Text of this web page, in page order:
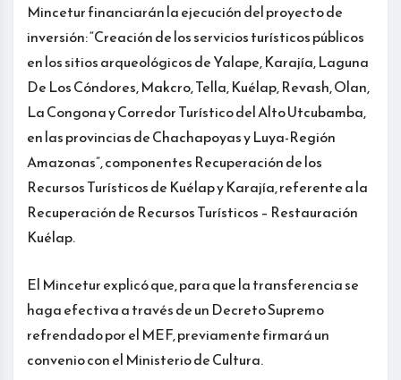
Mincetur financiarán la ejecución del proyecto de
inversión: “Creación de los servicios turísticos públicos
en los sitios arqueológicos de Yalape, Karajía, Laguna
De Los Cóndores, Makcro, Tella, Kuélap, Revash, Olan,
La Congona y Corredor Turístico del Alto Utcubamba,
en las provincias de Chachapoyas y Luya-Región
Amazonas”, componentes Recuperación de los
Recursos Turísticos de Kuélap y Karajía, referente a la
Recuperación de Recursos Turísticos – Restauración
Kuélap.
El Mincetur explicó que, para que la transferencia se
haga efectiva a través de un Decreto Supremo
refrendado por el MEF, previamente firmará un
convenio con el Ministerio de Cultura.